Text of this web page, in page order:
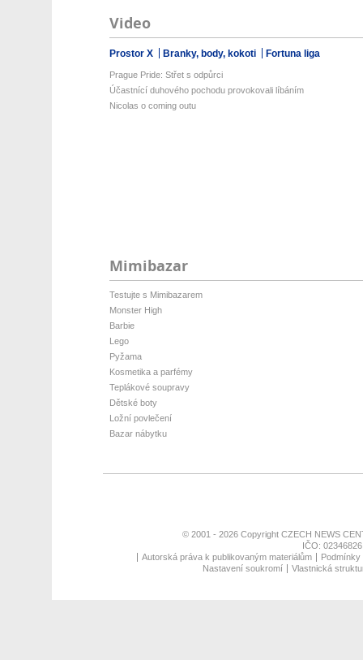
Video
Prostor X Branky, body, kokoti Fortuna liga
Prague Pride: Střet s odpůrci
Účastnící duhového pochodu provokovali líbáním
Nicolas o coming outu
Mimibazar
Testujte s Mimibazarem
Monster High
Barbie
Lego
Pyžama
Kosmetika a parfémy
Teplákové soupravy
Dětské boty
Ložní povlečení
Bazar nábytku
© 2001 - 2026 Copyright CZECH NEWS
IČO:
Autorská práva k publikovaným materiálům
Nastavení soukromí
Vlastnická